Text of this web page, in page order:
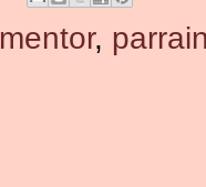
mentor,